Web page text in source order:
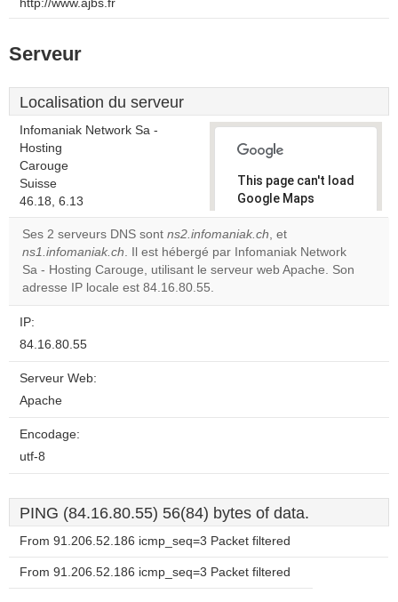
http://www.ajbs.fr
Serveur
Localisation du serveur
Infomaniak Network Sa -
Hosting
Carouge
Suisse
46.18, 6.13
This page can't load
Google Maps
correctly.
Do you
own this
OK
Ses 2 serveurs DNS sont ns2.infomaniak.ch, et
ns1.infomaniak.ch. Il est hébergé par Infomaniak Network
Sa - Hosting Carouge, utilisant le serveur web Apache. Son
adresse IP locale est 84.16.80.55.
IP:
84.16.80.55
Serveur Web:
Apache
Encodage:
utf-8
PING (84.16.80.55) 56(84) bytes of data.
From 91.206.52.186 icmp_seq=3 Packet filtered
From 91.206.52.186 icmp_seq=3 Packet filtered